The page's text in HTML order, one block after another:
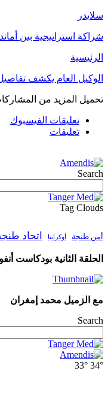
سلايدر
شراكة استراتيجية بين
الرئيسية
الوكيل العام يكشف
تحميل المزيد من
تعليقات الفيسبوك
تعليقات
Search
Tag Clouds
أمن طنجة أوكرانيا اتحاد
الحلقة الثانية بودكاست
مع الزميل محمد إمغران
Search
34°
33°